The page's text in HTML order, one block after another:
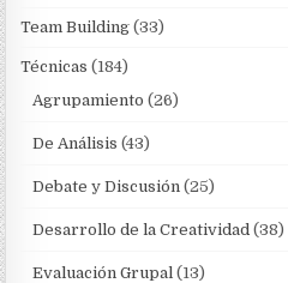
Team Building (33)
Técnicas (184)
Agrupamiento (26)
De Análisis (43)
Debate y Discusión (25)
Desarrollo de la Creatividad (38)
Evaluación Grupal (13)